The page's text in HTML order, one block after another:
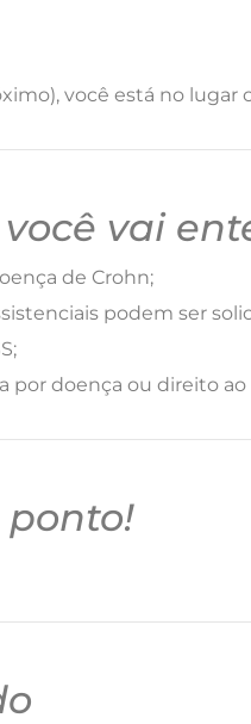
você está no lugar
vai
de Crohn;
podem ser
por doença ou direito ao
ponto!